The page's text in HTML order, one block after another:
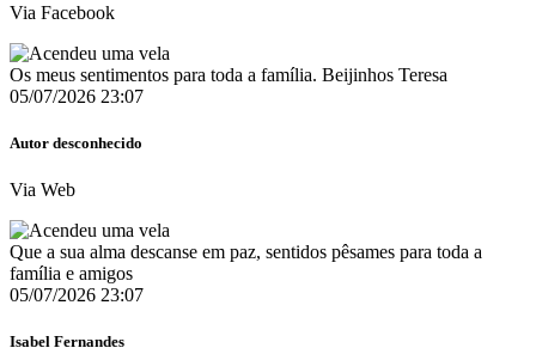
Via Facebook
Os meus sentimentos para toda a família. Beijinhos Teresa
05/07/2026 23:07
Autor desconhecido
Via Web
Que a sua alma descanse em paz, sentidos pêsames para toda a
família e amigos
05/07/2026 23:07
Isabel Fernandes